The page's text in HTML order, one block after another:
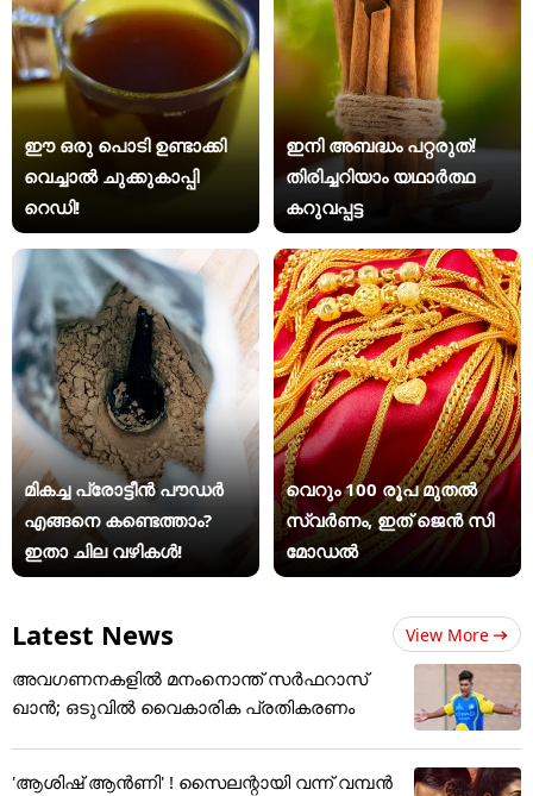
ഈ ഒരു പൊടി ഉണ്ടാക്കി
വെച്ചാൽ ചുക്കുകാപ്പി
റെഡി!
ഇനി അബദ്ധം പറ്റരുത്!
തിരിച്ചറിയാം യഥാര്‍ത്ഥ
കറുവപ്പട്ട
മികച്ച പ്രോട്ടീൻ പൗഡർ
എങ്ങനെ കണ്ടെത്താം?
ഇതാ ചില വഴികൾ!
വെറും 100 രൂപ മുതല്‍
സ്വർണം, ഇത് ജെൻ സി
മോഡൽ
Latest News View More
അവഗണനകളില്‍ മനംനൊന്ത് സര്‍ഫറാസ്
ഖാന്‍; ഒടുവില്‍ വൈകാരിക പ്രതികരണം
'ആശിഷ് ആൻണി' ! സൈലന്റായി വന്ന് വമ്പൻ